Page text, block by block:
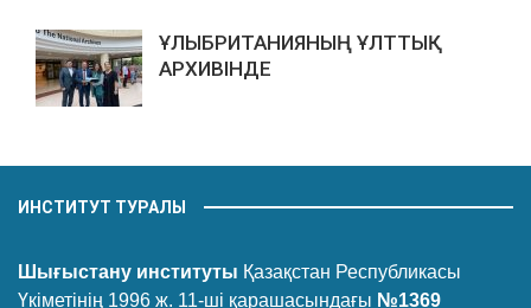
ҰЛЫБРИТАНИЯНЫҢ ҰЛТТЫҚ
АРХИВІНДЕ
ИНСТИТУТ ТУРАЛЫ
Шығыстану институты Қазақстан Республикасы
Үкіметінің 1996 ж. 11-ші қарашасындағы №1369